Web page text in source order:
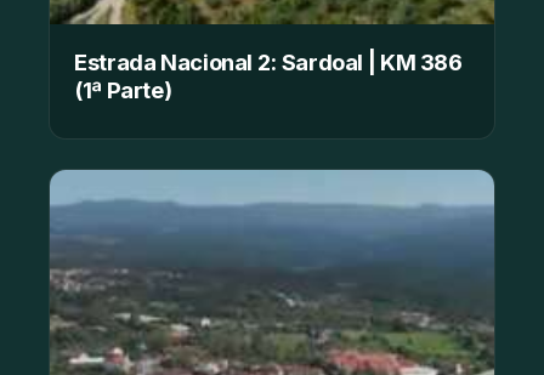
Estrada Nacional 2: Sardoal | KM 386
(1ª Parte)